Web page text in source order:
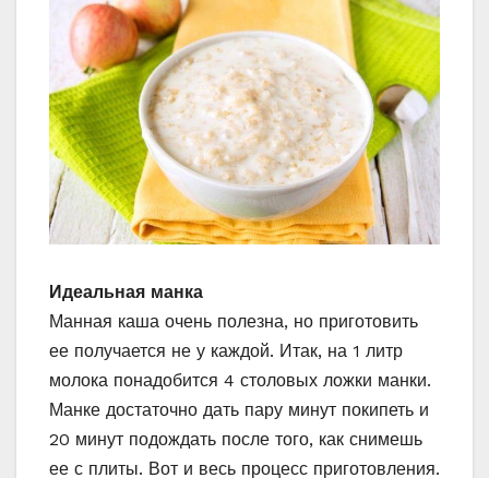
Идеальная манка
Манная каша очень полезна, но приготовить
ее получается не у каждой. Итак, на 1 литр
молока понадобится 4 столовых ложки манки.
Манке достаточно дать пару минут покипеть и
20 минут подождать после того, как снимешь
ее с плиты. Вот и весь процесс приготовления.